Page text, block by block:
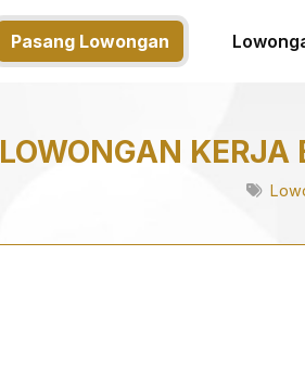
Pasang Lowongan
LOWONGAN KERJA